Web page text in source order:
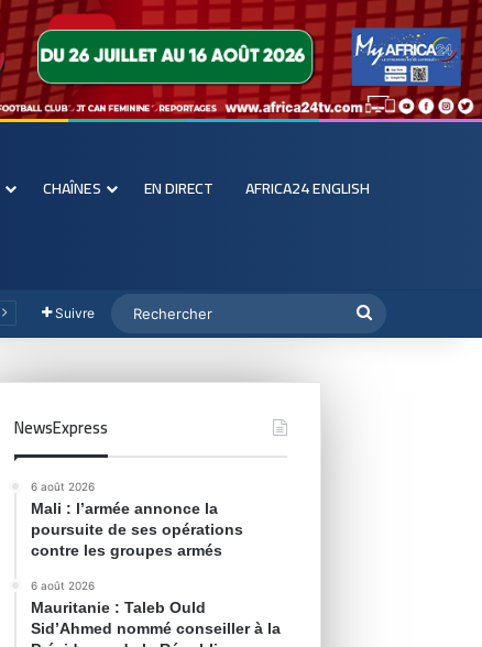
CHAÎNES EN DIRECT AFRICA24 ENGLISH
Suivre
NewsExpress
6 août 2026
Mali : l’armée annonce la
poursuite de ses opérations
contre les groupes armés
6 août 2026
Mauritanie : Taleb Ould
Sid’Ahmed nommé conseiller à la